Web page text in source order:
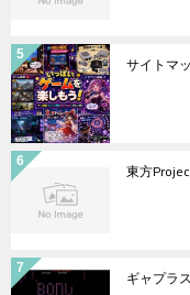
サイトマ
東方
ギャプラ